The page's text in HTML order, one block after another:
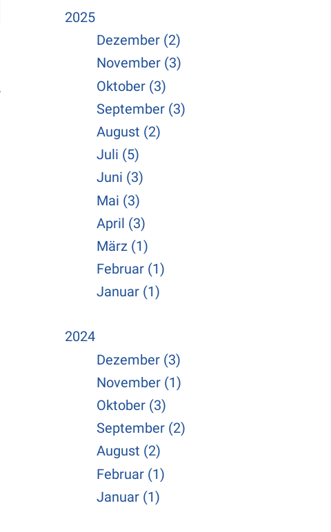
2025
Dezember (2)
November (3)
Oktober (3)
September (3)
August (2)
Juli (5)
Juni (3)
Mai (3)
April (3)
März (1)
Februar (1)
Januar (1)
2024
Dezember (3)
November (1)
Oktober (3)
September (2)
August (2)
Februar (1)
Januar (1)